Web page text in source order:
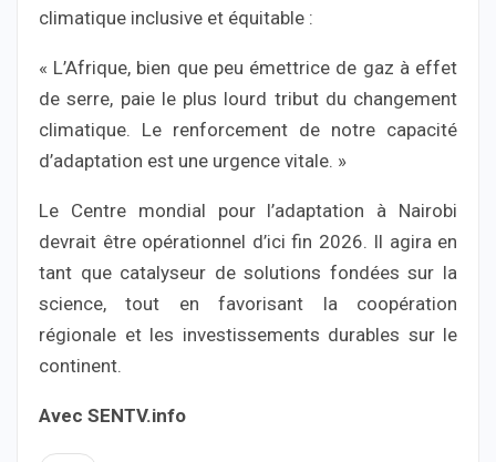
climatique inclusive et équitable :
« L’Afrique, bien que peu émettrice de gaz à effet
de serre, paie le plus lourd tribut du changement
climatique. Le renforcement de notre capacité
d’adaptation est une urgence vitale. »
Le Centre mondial pour l’adaptation à Nairobi
devrait être opérationnel d’ici fin 2026. Il agira en
tant que catalyseur de solutions fondées sur la
science, tout en favorisant la coopération
régionale et les investissements durables sur le
continent.
Avec SENTV.info